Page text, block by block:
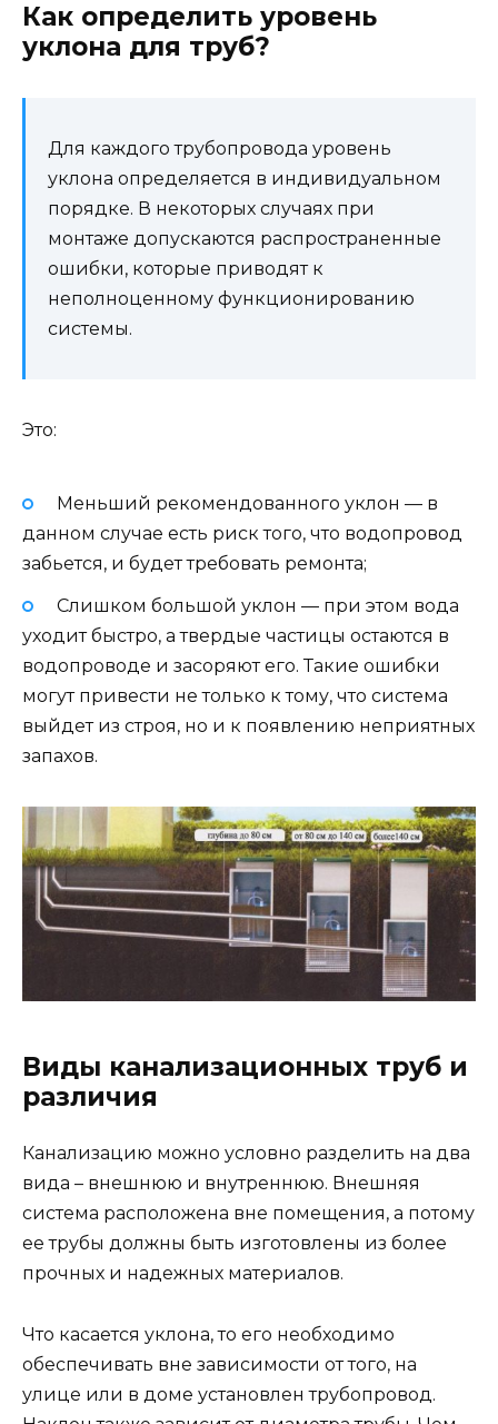
Как определить уровень
уклона для труб?
Для каждого трубопровода уровень
уклона определяется в индивидуальном
порядке. В некоторых случаях при
монтаже допускаются распространенные
ошибки, которые приводят к
неполноценному функционированию
системы.
Это:
Меньший рекомендованного уклон — в
данном случае есть риск того, что водопровод
забьется, и будет требовать ремонта;
Слишком большой уклон — при этом вода
уходит быстро, а твердые частицы остаются в
водопроводе и засоряют его. Такие ошибки
могут привести не только к тому, что система
выйдет из строя, но и к появлению неприятных
запахов.
Виды канализационных труб и
различия
Канализацию можно условно разделить на два
вида – внешнюю и внутреннюю. Внешняя
система расположена вне помещения, а потому
ее трубы должны быть изготовлены из более
прочных и надежных материалов.
Что касается уклона, то его необходимо
обеспечивать вне зависимости от того, на
улице или в доме установлен трубопровод.